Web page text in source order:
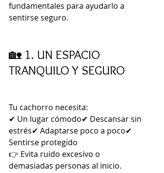
fundamentales para ayudarlo a
sentirse seguro.
🏡 1. UN ESPACIO
TRANQUILO Y SEGURO
Tu cachorro necesita:
✔ Un lugar cómodo✔ Descansar sin
estrés✔ Adaptarse poco a poco✔
Sentirse protegido
👉 Evita ruido excesivo o
demasiadas personas al inicio.